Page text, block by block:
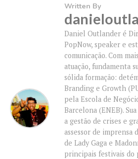
Written By
Daniel Outlander é
PopNow, speaker e
comunicação. Com
atuação, fundamenta
sólida formação:
Branding e Growth
pela Escola de
Barcelona (ENEB).
a gestão de crises e
assessor de imprensa
de Lady Gaga e
principais festivais do